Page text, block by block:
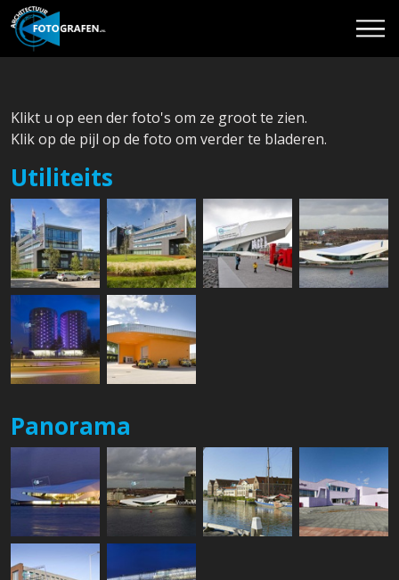
Klikt u op een der foto's om ze groot te zien.
Klik op de pijl op de foto om verder te bladeren.
Utiliteits
Panorama